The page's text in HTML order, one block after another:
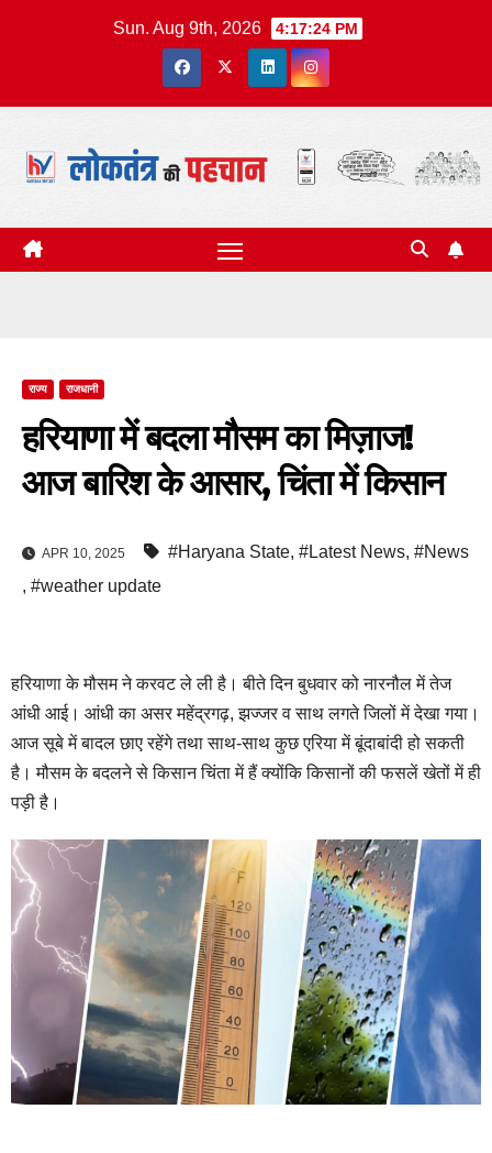
Sun. Aug 9th, 2026 4:17:25 PM
राज्य राजधानी
हरियाणा में बदला मौसम का मिज़ाज!
आज बारिश के आसार, चिंता में किसान
APR 10, 2025 #Haryana State, #Latest News, #News
, #weather update
हरियाणा के मौसम ने करवट ले ली है। बीते दिन बुधवार को नारनौल में तेज
आंधी आई। आंधी का असर महेंद्रगढ़, झज्जर व साथ लगते जिलों में देखा गया।
आज सूबे में बादल छाए रहेंगे तथा साथ-साथ कुछ एरिया में बूंदाबांदी हो सकती
है। मौसम के बदलने से किसान चिंता में हैं क्योंकि किसानों की फसलें खेतों में ही
पड़ी है।